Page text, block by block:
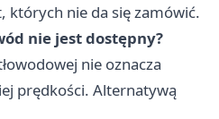
których nie da się zamówić.
nie jest dostępny?
nie oznacza
prędkości. Alternatywą